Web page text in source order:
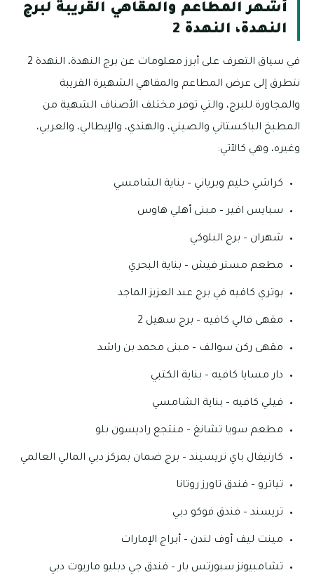
أشهر المطاعم والمقاهي القريبة لبرج
النهدة، النهدة 2
في سياق التعرف على أبرز معلومات عن برج النهدة، النهدة 2
نتطرق إلى عرض المطاعم والمقاهي الشهيرة القريبة
والمجاورة للبرج، والتي توفر مختلف الأصناف الشهية من
المطبخ الباكستاني والصيني، والهندي، والإيطالي، والعربي،
وغيره، وهي كالآتي:
كراشي حليم وبرياني – بناية الشامسي
سبايس افير – مبنى أهلي هاوس
شهران – برج البلوكي
مطعم مستر فيش – بناية البحري
بوتري كافيه في برج عبد العزيز الماجد
مقهى فالي كافيه – برج سهيل 2
مقهى ركن سوالف – مبنى محمد بن راشد
دار مسايا كافيه – بناية الكتبي
فيلي كافيه – بناية الشامسي
مطعم سويا تشانغ – منتجع راديسون بلو
كارنيفال باي تريسيند – برج ضمان بمركز دبي المالي العالمي
تياترو – فندق تاورز روتانا
تريسند – فندق فوكو دبي
مينت ليف أوف لندن – أبراج الإمارات
تشامبيونز سبورتس بار – فندق جي دبليو ماريوت دبي